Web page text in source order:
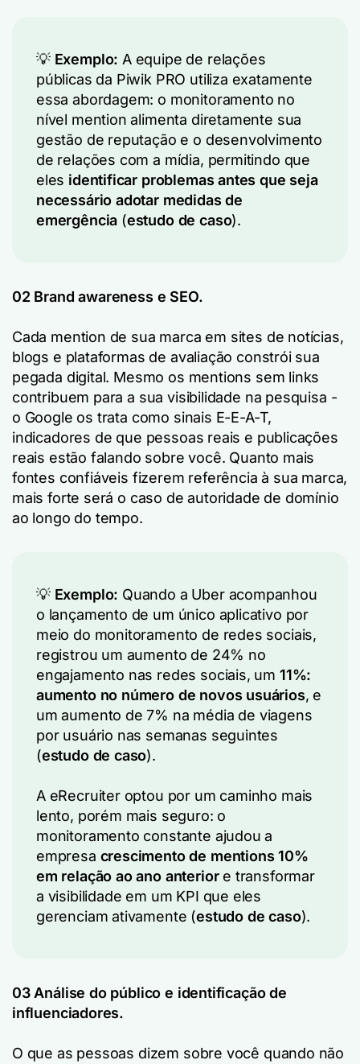
💡 Exemplo: A equipe de relações
públicas da Piwik PRO utiliza exatamente
essa abordagem: o monitoramento no
nível mention alimenta diretamente sua
gestão de reputação e o desenvolvimento
de relações com a mídia, permitindo que
eles identificar problemas antes que seja
necessário adotar medidas de
emergência (estudo de caso).
02 Brand awareness e SEO.
Cada mention de sua marca em sites de notícias,
blogs e plataformas de avaliação constrói sua
pegada digital. Mesmo os mentions sem links
contribuem para a sua visibilidade na pesquisa -
o Google os trata como sinais E-E-A-T,
indicadores de que pessoas reais e publicações
reais estão falando sobre você. Quanto mais
fontes confiáveis fizerem referência à sua marca,
mais forte será o caso de autoridade de domínio
ao longo do tempo.
💡 Exemplo: Quando a Uber acompanhou
o lançamento de um único aplicativo por
meio do monitoramento de redes sociais,
registrou um aumento de 24% no
engajamento nas redes sociais, um 11%:
aumento no número de novos usuários, e
um aumento de 7% na média de viagens
por usuário nas semanas seguintes
(estudo de caso).
A eRecruiter optou por um caminho mais
lento, porém mais seguro: o
monitoramento constante ajudou a
empresa crescimento de mentions 10%
em relação ao ano anteriore transformar
a visibilidade em um KPI que eles
gerenciam ativamente (estudo de caso).
03 Análise do público e identificação de
influenciadores.
O que as pessoas dizem sobre você quando não